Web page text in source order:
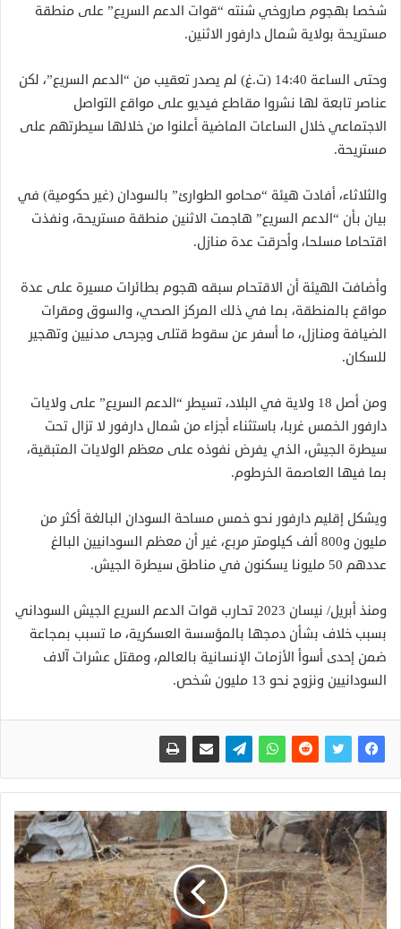
شخصا بهجوم صاروخي شنته “قوات الدعم السريع” على منطقة
مستريحة بولاية شمال دارفور الاثنين.
وحتى الساعة 14:40 (ت.غ) لم يصدر تعقيب من “الدعم السريع”، لكن
عناصر تابعة لها نشروا مقاطع فيديو على مواقع التواصل
الاجتماعي خلال الساعات الماضية أعلنوا من خلالها سيطرتهم على
مستريحة.
والثلاثاء، أفادت هيئة “محامو الطوارئ” بالسودان (غير حكومية) في
بيان بأن “الدعم السريع” هاجمت الاثنين منطقة مستريحة، ونفذت
اقتحاما مسلحا، وأحرقت عدة منازل.
وأضافت الهيئة أن الاقتحام سبقه هجوم بطائرات مسيرة على عدة
مواقع بالمنطقة، بما في ذلك المركز الصحي، والسوق ومقرات
الضيافة ومنازل، ما أسفر عن سقوط قتلى وجرحى مدنيين وتهجير
للسكان.
ومن أصل 18 ولاية في البلاد، تسيطر “الدعم السريع” على ولايات
دارفور الخمس غربا، باستثناء أجزاء من شمال دارفور لا تزال تحت
سيطرة الجيش، الذي يفرض نفوذه على معظم الولايات المتبقية،
بما فيها العاصمة الخرطوم.
ويشكل إقليم دارفور نحو خمس مساحة السودان البالغة أكثر من
مليون و800 ألف كيلومتر مربع، غير أن معظم السودانيين البالغ
عددهم 50 مليونا يسكنون في مناطق سيطرة الجيش.
ومنذ أبريل/ نيسان 2023 تحارب قوات الدعم السريع الجيش السوداني
بسبب خلاف بشأن دمجها بالمؤسسة العسكرية، ما تسبب بمجاعة
ضمن إحدى أسوأ الأزمات الإنسانية بالعالم، ومقتل عشرات آلاف
السودانيين ونزوح نحو 13 مليون شخص.